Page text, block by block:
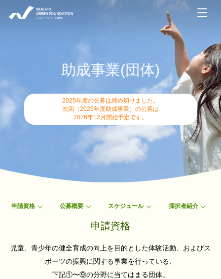
NOEVIR GREEN FOUNDATION ノエビアグリーン財団
助成事業(団体)
2025年度の公募は締め切りました。
次回（2026年度助成事業）の公募は
2026年12月開始予定です。
申請資格 公募概要 スケジュール 採択者紹介
申請資格
児童、青少年の健全育成の向上を目的とした体験活動、およびス
ポーツの振興に関する事業を行っている、
下記①〜⑨の分野に当てはまる団体。